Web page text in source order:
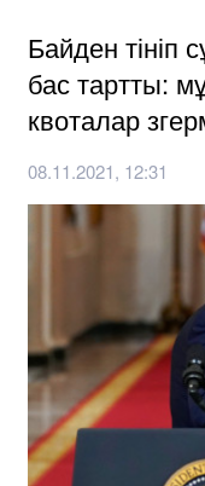
Байден
бас тартты:
квоталар
08.11.2021, 12:31